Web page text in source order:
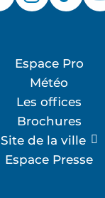
Espace Pro
Météo
Les offices
Brochures
Site de la ville
Espace Presse